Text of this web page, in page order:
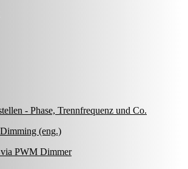
- Phase, Trennfrequenz und Co.
(eng.)
PWM Dimmer